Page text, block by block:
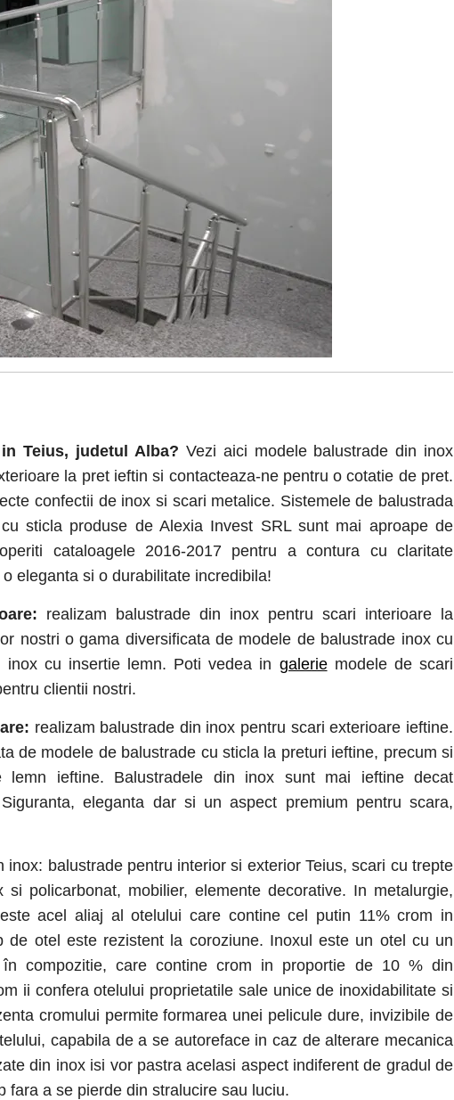
Teius, judetulAlba? Vezi aici modele balustrade din inox
la pret ieftin si contacteaza-ne pentru o cotatie de pret.
confectii de inox si scari metalice. Sistemele de balustrada
sticla produse de Alexia Invest SRL sunt mai aproape de
cataloagele 2016-2017 pentru a contura cu claritate
eleganta si o durabilitate incredibila!
realizam balustrade din inox pentru scari interioare la
nostri o gama diversificata de modele de balustrade inox cu
inox cu insertie lemn. Poti vedea in galeriemodele de scari
clientii nostri.
realizam balustrade din inox pentru scari exterioare ieftine.
de modele de balustrade cu sticla la preturi ieftine, precum si
lemn ieftine. Balustradele din inox sunt mai ieftine decat
eleganta dar si un aspect premium pentru scara,
inox: balustrade pentru interior si exterior Teius, scari cu trepte
policarbonat, mobilier, elemente decorative. In metalurgie,
acel aliaj al otelului care contine cel putin 11% crom in
de otel este rezistent la coroziune. Inoxul este un otel cu un
compozitie, care contine crom in proportie de 10 % din
ii confera otelului proprietatile sale unice de inoxidabilitate si
cromului permite formarea unei pelicule dure, invizibile de
capabila de a se autoreface in caz de alterare mecanica
din inox isi vor pastra acelasi aspect indiferent de gradul de
fara a se pierde din stralucire sau luciu.